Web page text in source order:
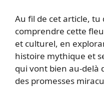
Au fil de cet article, tu
comprendre cette
et culturel, en
histoire mythique et
qui vont bien au-delà
des promesses